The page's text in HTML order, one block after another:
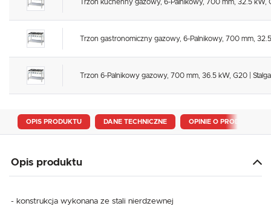
Trzon kuchenny gazowy, 6-Palnikowy, 700 mm, 32.5 kW,
Trzon gastronomiczny gazowy, 6-Palnikowy, 700 mm,
Trzon 6-Palnikowy gazowy, 700 mm, 36.5 kW, G20 |
OPIS PRODUKTU DANE TECHNICZNE OPINIE O PRODUKCIE
Opis produktu
- konstrukcja wykonana ze stali nierdzewnej